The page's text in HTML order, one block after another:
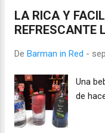
LA RICA Y
REFRESCANTE
De Barman in Red -
Una
de